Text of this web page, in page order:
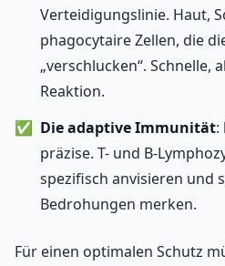
Verteidigungslinie. Haut,
phagocytaire Zellen, die
„verschlucken“. Schnelle,
Reaktion.
Die adaptive Immunität:
präzise. T- und B-
spezifisch anvisieren und
Bedrohungen merken.
Für einen optimalen Schutz